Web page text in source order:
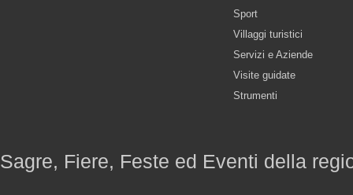
Sport
Villaggi turistici
Servizi e Aziende
Visite guidate
Strumenti
Sagre, Fiere, Feste ed Eventi della